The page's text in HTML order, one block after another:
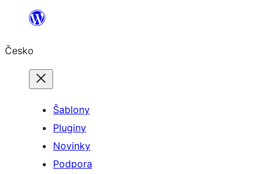
Přeskočit
obsah
Česko
Šablony
Pluginy
Novinky
Podpora